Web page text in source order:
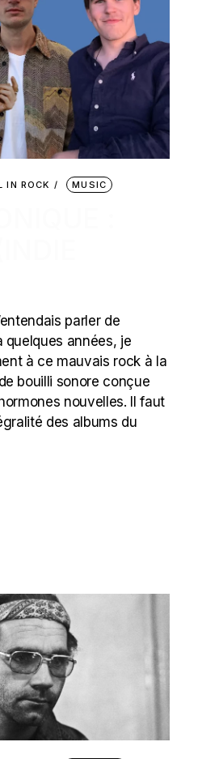
IN ROCK MUSIC
parler de
quelques années, je
à ce mauvais rock à la
bouilli sonore conçue
nouvelles. Il faut
des albums du